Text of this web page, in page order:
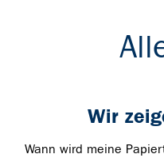
Wir
Wann wird meine